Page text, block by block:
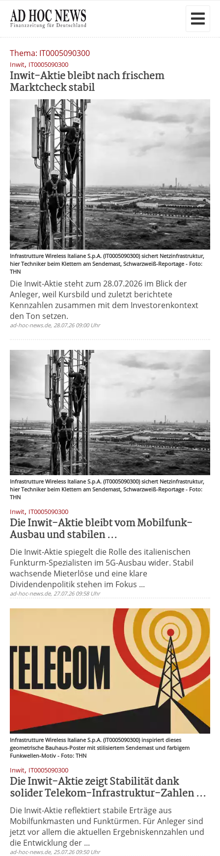
Thema: IT0005090300
Inwit, IT0005090300
Inwit-Aktie bleibt nach frischem
Marktcheck stabil
Infrastrutture Wireless Italiane S.p.A. (IT0005090300) sichert Netzinfrastruktur,
hier Techniker beim Klettern am Sendemast, Schwarzweiß-Reportage - Foto:
THN
Die Inwit-Aktie steht zum 28.07.2026 im Blick der
Anleger, weil Kursbild und zuletzt berichtete
Kennzahlen zusammen mit dem Investorenkontext
den Ton setzen.
ad-hoc-news.de, 28.07.26 09:00 Uhr
Infrastrutture Wireless Italiane S.p.A. (IT0005090300) sichert Netzinfrastruktur,
hier Techniker beim Klettern am Sendemast, Schwarzweiß-Reportage - Foto:
THN
Inwit, IT0005090300
Die Inwit-Aktie bleibt vom Mobilfunk-
Ausbau und stabilen ...
Die Inwit-Aktie spiegelt die Rolle des italienischen
Funkturm-Spezialisten im 5G-Ausbau wider. Stabil
wachsende Mieterlöse und eine klare
Dividendenpolitik stehen im Fokus ...
ad-hoc-news.de, 27.07.26 09:58 Uhr
Infrastrutture Wireless Italiane S.p.A. (IT0005090300) inspiriert dieses
geometrische Bauhaus-Poster mit stilisiertem Sendemast und farbigem
Funkwellen-Motiv - Foto: THN
Inwit, IT0005090300
Die Inwit-Aktie zeigt Stabilität dank
solider Telekom-Infrastruktur-Zahlen ...
Die Inwit-Aktie reflektiert stabile Erträge aus
Mobilfunkmasten und Funktürmen. Für Anleger sind
jetzt vor allem die aktuellen Ergebniskennzahlen und
die Entwicklung der ...
ad-hoc-news.de, 25.07.26 09:50 Uhr